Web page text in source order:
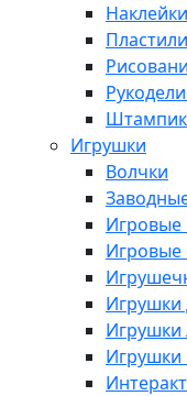
Наклейки
Игрушки
Волчки
Игровые
Игрушки
Игрушки
Игрушки